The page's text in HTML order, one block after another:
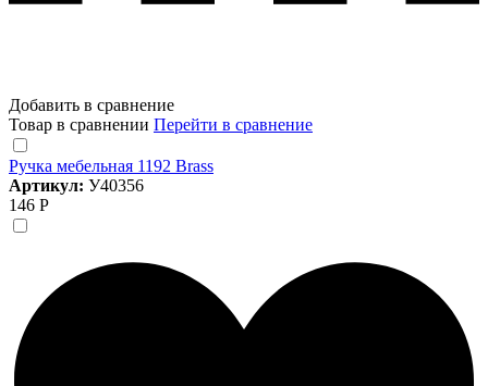
Добавить в сравнение
Товар в сравнении Перейти в сравнение
Ручка мебельная 1192 Brass
Артикул: У40356
146 Р